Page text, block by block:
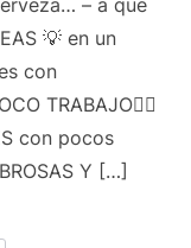
– a que
💡 en un
con
TRABAJO👌🏻
con pocos
Y […]